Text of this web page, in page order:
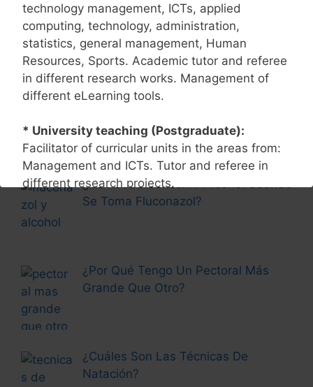
technology management, ICTs, applied
computing, technology, administration,
statistics, general management, Human
Resources, Sports. Academic tutor and referee
in different research works. Management of
different eLearning tools.
* University teaching (Postgraduate):
Facilitator of curricular units in the areas from:
Management and ICTs. Tutor and referee in
different research projects.
* Research:
Field: Management Technology in business
organizations. Speaker at different events and
conferences National and international. Author
of academic books and different articles
* Management:Managerial positions and
Más Historias
Corticoides y Alcohol: Efectos
¿Se Puede Consumir Alcohol Cuando
Se Toma Fluconazol?
¿Por Qué Tengo Un Pectoral Más
Grande Que Otro?
¿Cuáles Son Las Técnicas De
Natación?